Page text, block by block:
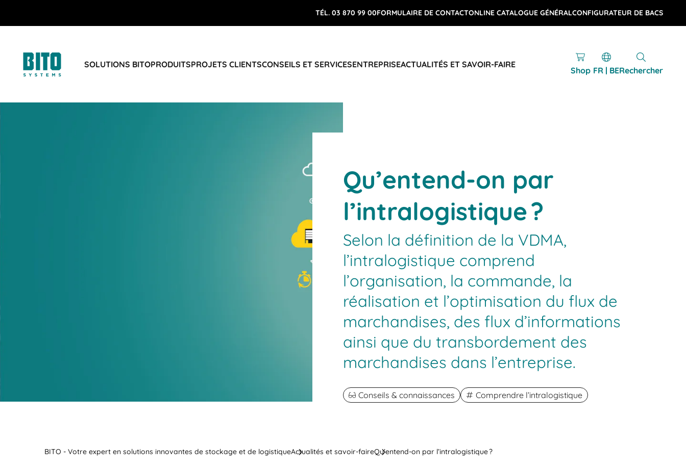
TÉL. 03 870 99 00FORMULAIRE DE CONTACTONLINE CATALOGUE GÉNÉRALCONFIGURATEUR DE BACS
SOLUTIONS BITOPRODUITSPROJETS CLIENTSCONSEILS ET SERVICESENTREPRISEACTUALITÉS ET SAVOIR-FAIRE
Shop FR | BERechercher
Qu’entend-on par
l’intralogistique ?
Selon la définition de la VDMA,
l’intralogistique comprend
l’organisation, la commande, la
réalisation et l’optimisation du flux de
marchandises, des flux d’informations
ainsi que du transbordement des
marchandises dans l’entreprise.
Conseils & connaissances Comprendre l’intralogistique
BITO - Votre expert en solutions innovantes de stockage et de logistiqueActualités et savoir-faireQu’entend-on par l’intralogistique ?